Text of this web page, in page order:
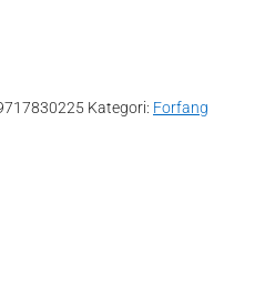
Kategori: Forfang